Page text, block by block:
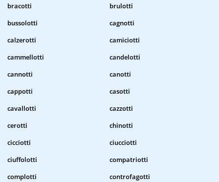
bracotti
brulotti
bussolotti
cagnotti
calzerotti
camiciotti
cammellotti
candelotti
cannotti
canotti
cappotti
casotti
cavallotti
cazzotti
cerotti
chinotti
cicciotti
ciucciotti
ciuffolotti
compatriotti
complotti
controfagotti